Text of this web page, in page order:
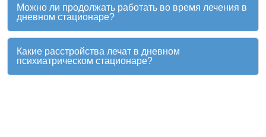
Можно ли продолжать работать во время лечения в
дневном стационаре?
Какие расстройства лечат в дневном
психиатрическом стационаре?